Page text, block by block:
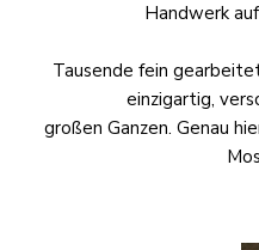
Handwerk
Tausende fein
einzigartig,
großen Ganzen. Genau